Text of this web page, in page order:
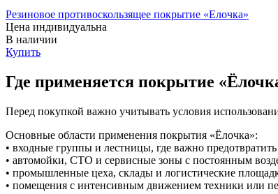
Резиновое противоскользящее покрытие «Елочка»
Цена индивидуальна
В наличии
Купить
Где применяется покрытие
Перед покупкой важно учитывать условия
Основные области применения покрытия «Ёлочка»:
• входные группы и лестницы, где важно
• автомойки, СТО и сервисные зоны с постоянным
• промышленные цеха, склады и логистические
• помещения с интенсивным движением техники или